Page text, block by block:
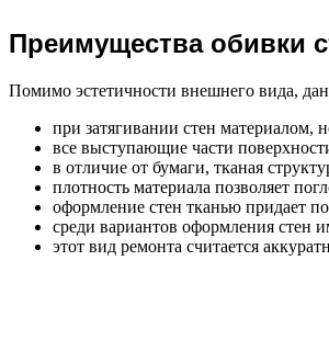
Преимущества обивки
Помимо эстетичности внешнего вида,
при затягивании стен материалом,
все выступающие части
в отличие от бумаги, тканая
плотность материала позволяет
оформление стен тканью придает
среди вариантов оформления стен
этот вид ремонта считается